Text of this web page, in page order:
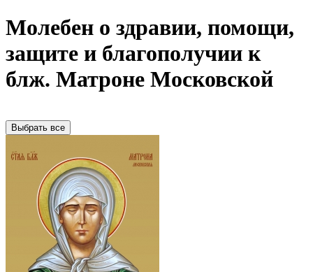
Молебен о здравии, помощи,
защите и благополучии к
блж. Матроне Московской
Выбрать все